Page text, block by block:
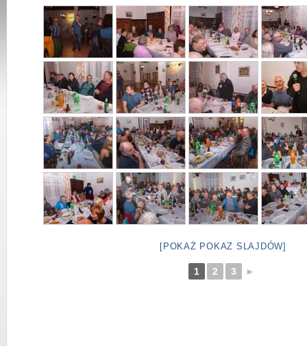
[POKAŻ POKAZ SLAJDÓW]
1 2 3 ►